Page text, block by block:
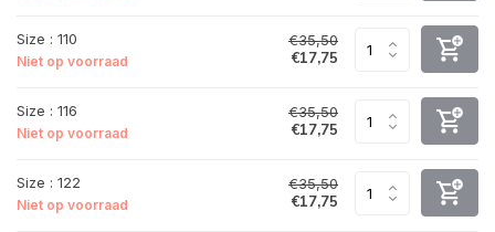
Size : 110
Niet op voorraad
€35,50
€17,75
Size : 116
Niet op voorraad
€35,50
€17,75
Size : 122
Niet op voorraad
€35,50
€17,75